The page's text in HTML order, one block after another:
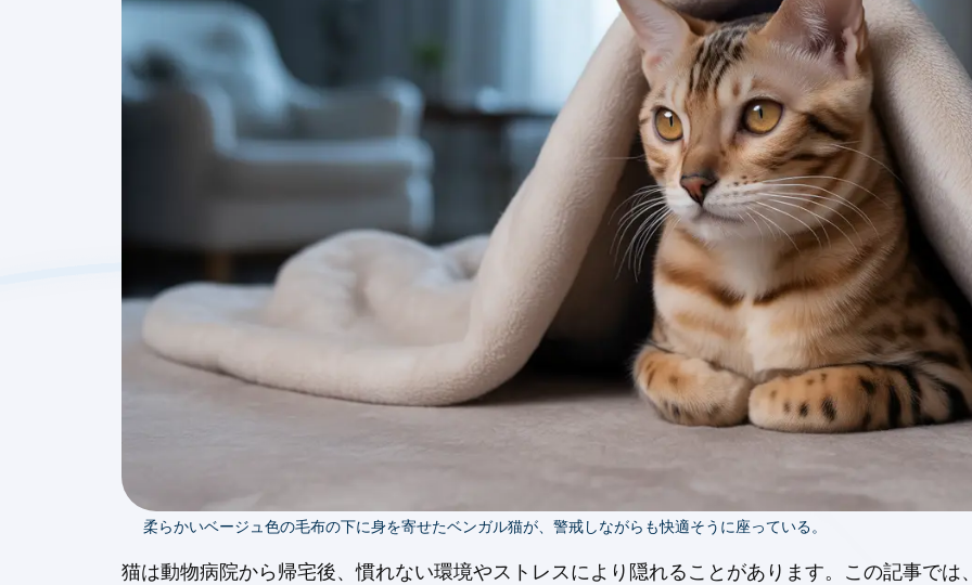
柔らかいベージュ色の毛布の下に身を寄せたベンガル猫が、警戒しながらも快適そうに座っている。
猫は動物病院から帰宅後、慣れない環境やストレスにより隠れることがあります。この記事では